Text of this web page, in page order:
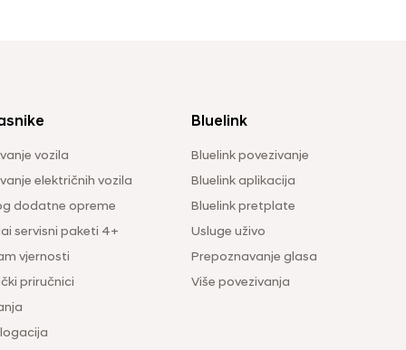
vozila
električnih vozila
dodatne opreme
servisni paketi 4+
vjernosti
priručnici
Bluelink
Bluelink povezivanje
Bluelink aplikacija
Bluelink pretplate
Usluge uživo
Prepoznavanje glasa
Više povezivanja